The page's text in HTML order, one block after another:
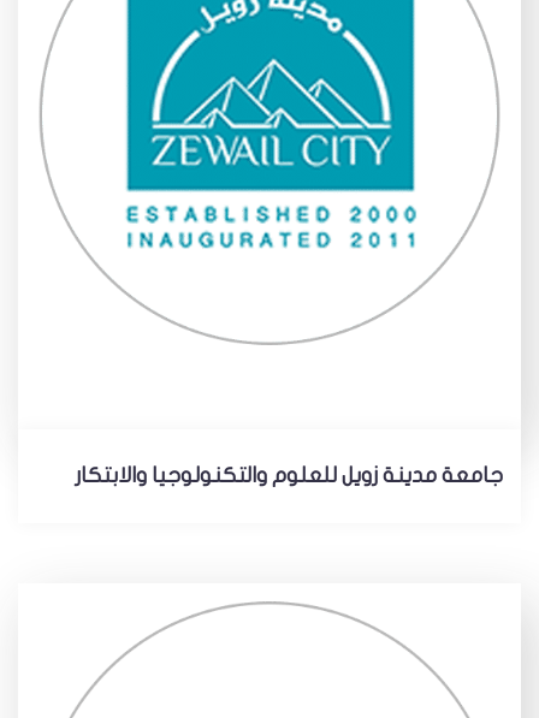
جامعة مدينة زويل للعلوم والتكنولوجيا والابتكار